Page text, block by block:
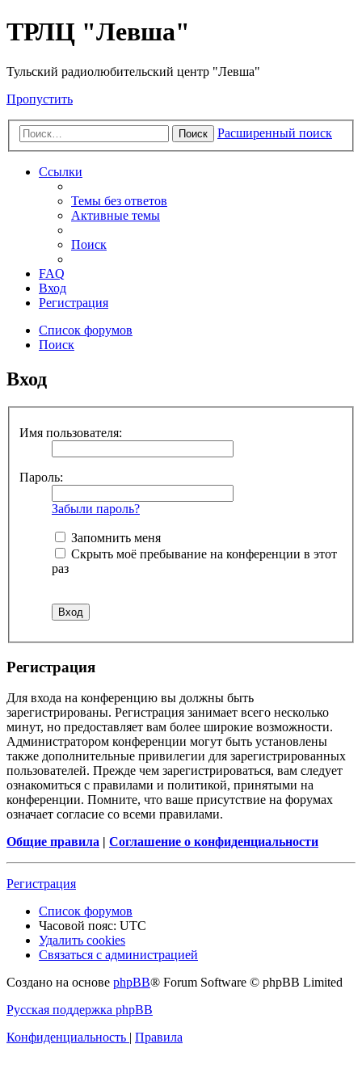
ТРЛЦ "Левша"
Тульский радиолюбительский центр "Левша"
Пропустить
Поиск Расширенный поиск
Ссылки
Темы без ответов
Активные темы
Поиск
FAQ
Вход
Регистрация
Список форумов
Поиск
Вход
Имя пользователя:
Пароль:
Забыли пароль?
Запомнить меня
Скрыть моё пребывание на конференции в этот
раз
Регистрация
Для входа на конференцию вы должны быть
зарегистрированы. Регистрация занимает всего несколько
минут, но предоставляет вам более широкие возможности.
Администратором конференции могут быть установлены
также дополнительные привилегии для зарегистрированных
пользователей. Прежде чем зарегистрироваться, вам следует
ознакомиться с правилами и политикой, принятыми на
конференции. Помните, что ваше присутствие на форумах
означает согласие со всеми правилами.
Общие правила | Соглашение о конфиденциальности
Регистрация
Список форумов
Часовой пояс: UTC
Удалить cookies
Связаться с администрацией
Создано на основе phpBB® Forum Software © phpBB Limited
Русская поддержка phpBB
Конфиденциальность | Правила